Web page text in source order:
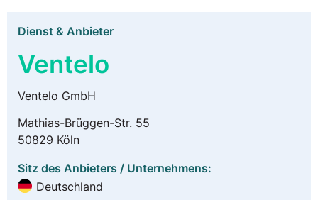
Dienst & Anbieter
Ventelo
Ventelo GmbH
Mathias-Brüggen-Str. 55
50829 Köln
Sitz des Anbieters / Unternehmens:
Deutschland